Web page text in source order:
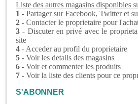
Liste des autres magasins disponibles
1 - Partager sur Facebook, Twitter et
2- Contacter le proprietaire pour
3- Discuter en privé avec le
site
4- Acceder au profil du proprietaire
5- Voir les details des magasins
6- Voir et commenter les produits
7- Voir la liste des clients pour ce
S'ABONNER